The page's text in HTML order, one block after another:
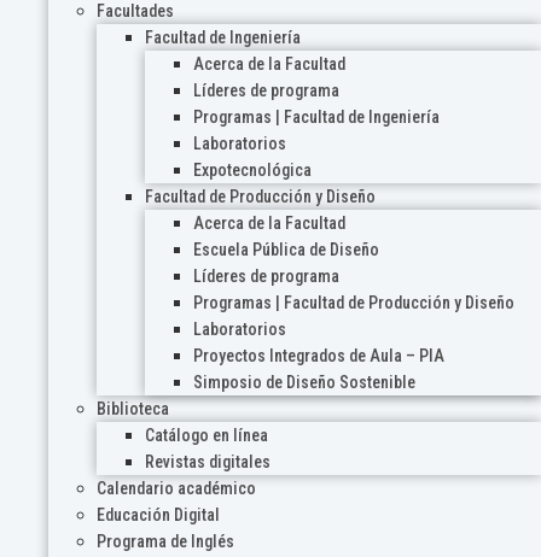
Facultades
Facultad de Ingeniería
Acerca de la Facultad
Líderes de programa
Programas | Facultad de Ingeniería
Laboratorios
Expotecnológica
Facultad de Producción y Diseño
Acerca de la Facultad
Escuela Pública de Diseño
Líderes de programa
Programas | Facultad de Producción y Diseño
Laboratorios
Proyectos Integrados de Aula – PIA
Simposio de Diseño Sostenible
Biblioteca
Catálogo en línea
Revistas digitales
Calendario académico
Educación Digital
Programa de Inglés